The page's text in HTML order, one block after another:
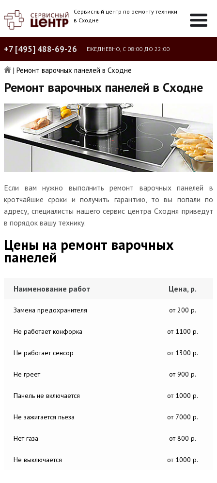
Сервисный центр по ремонту техники
в Сходне
+7 [495] 488-69-26 ЕЖЕДНЕВНО, С 08:00 ДО 22:00
| Ремонт варочных панелей в Сходне
Ремонт варочных панелей в Сходне
Если вам нужно выполнить ремонт варочных панелей в
кротчайшие сроки и получить гарантию, то вы попали по
адресу, специалисты нашего сервис центра Сходня приведут
в порядок вашу технику.
Цены на ремонт варочных
панелей
Наименование работ Цена, р.
Замена предохранителя от 200 р.
Не работает конфорка от 1100 р.
Не работает сенсор от 1300 р.
Не греет от 900 р.
Панель не включается от 1000 р.
Не зажигается пьеза от 7000 р.
Нет газа от 800 р.
Не выключается от 1000 р.